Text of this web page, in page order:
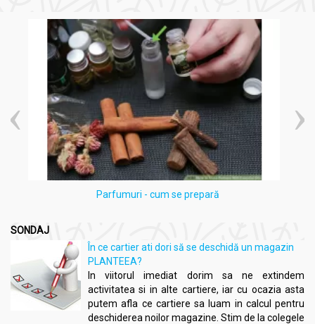
Parfumuri - cum se prepară
SONDAJ
În ce cartier ati dori să se deschidă un magazin
PLANTEEA?
In viitorul imediat dorim sa ne extindem
activitatea si in alte cartiere, iar cu ocazia asta
putem afla ce cartiere sa luam in calcul pentru
deschiderea noilor magazine. Stim de la colegele